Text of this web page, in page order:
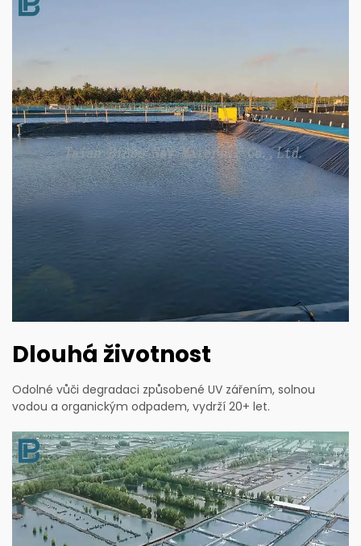
Dlouhá životnost
Odolné vůči degradaci způsobené UV zářením, solnou
vodou a organickým odpadem, vydrží 20+ let.